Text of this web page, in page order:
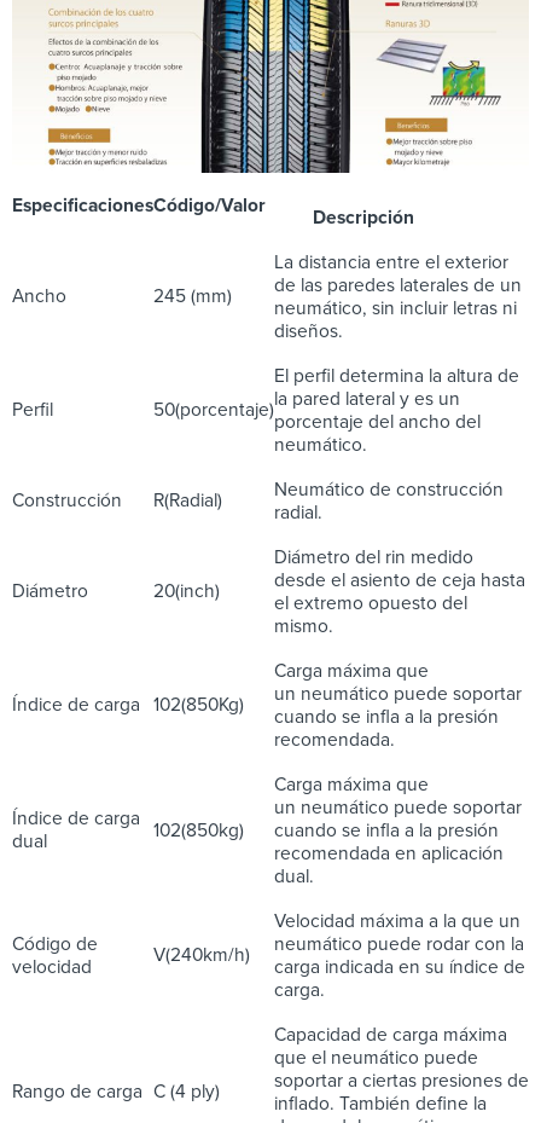
EspecificacionesCódigo/Valor
Descripción
Ancho 245 (mm)
La distancia entre el exterior
de las paredes laterales de un
neumático, sin incluir letras ni
diseños.
Perfil 50(porcentaje)
El perfil determina la altura de
la pared lateral y es un
porcentaje del ancho del
neumático.
Construcción R(Radial)
Neumático de construcción
radial.
Diámetro 20(inch)
Diámetro del rin medido
desde el asiento de ceja hasta
el extremo opuesto del
mismo.
Índice de carga 102(850Kg)
Carga máxima que
un neumático puede soportar
cuando se infla a la presión
recomendada.
Índice de carga
dual
102(850kg)
Carga máxima que
un neumático puede soportar
cuando se infla a la presión
recomendada en aplicación
dual.
Código de
velocidad
V(240km/h)
Velocidad máxima a la que un
neumático puede rodar con la
carga indicada en su índice de
carga.
Rango de carga C (4 ply)
Capacidad de carga máxima
que el neumático puede
soportar a ciertas presiones de
inflado. También define la